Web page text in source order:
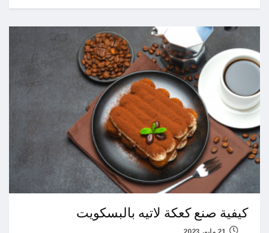
كيفية صنع كعكة لاتيه بالبسكويت